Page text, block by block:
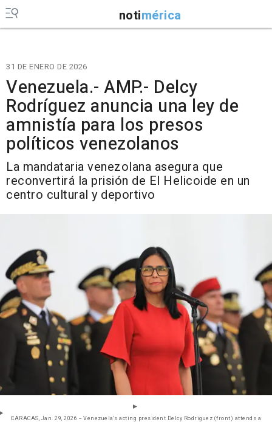
notimérica
31 DE ENERO DE 2026
Venezuela.- AMP.- Delcy
Rodríguez anuncia una ley de
amnistía para los presos
políticos venezolanos
La mandataria venezolana asegura que
reconvertirá la prisión de El Helicoide en un
centro cultural y deportivo
CARACAS, Jan. 29, 2026 -- Venezuela's acting president Delcy Rodriguez (front) attends a